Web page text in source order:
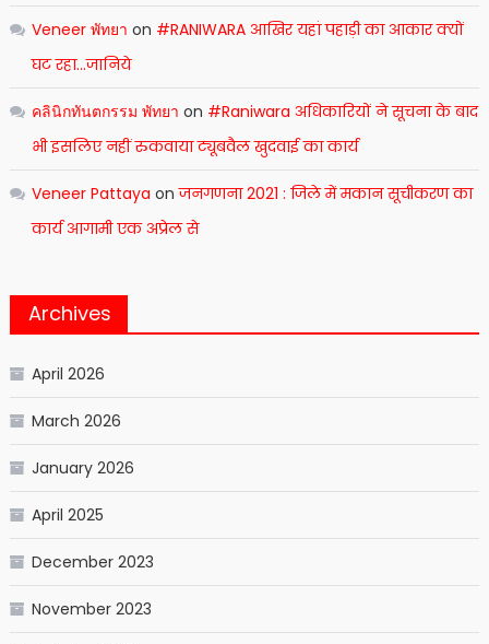
Veneer พัทยา on #RANIWARA आखिर यहां पहाड़ी का आकार क्यों
घट रहा…जानिये
คลินิกทันตกรรม พัทยา on #Raniwara अधिकारियों ने सूचना के बाद
भी इसलिए नहीं रुकवाया ट्यूबवैल खुदवाई का कार्य
Veneer Pattaya onजनगणना 2021 : जिले में मकान सूचीकरण का
कार्य आगामी एक अप्रेल से
Archives
April 2026
March 2026
January 2026
April 2025
December 2023
November 2023